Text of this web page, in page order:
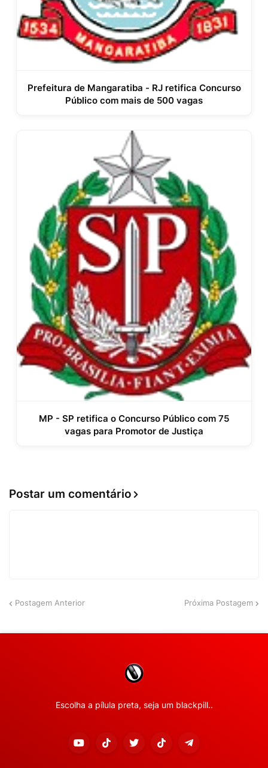
Prefeitura de Mangaratiba - RJ retifica Concurso
Público com mais de 500 vagas
MP - SP retifica o Concurso Público com 75
vagas para Promotor de Justiça
Postar um comentário
Postagem Anterior Próxima Postagem
Escolha a pílula preta, seja um blackpill..